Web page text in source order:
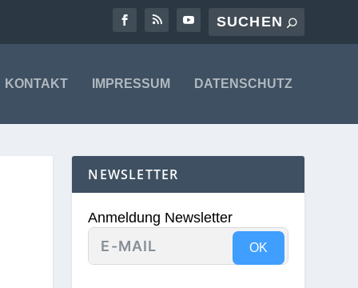
KONTAKT IMPRESSUM DATENSCHUTZ
NEWSLETTER
Anmeldung Newsletter
OK